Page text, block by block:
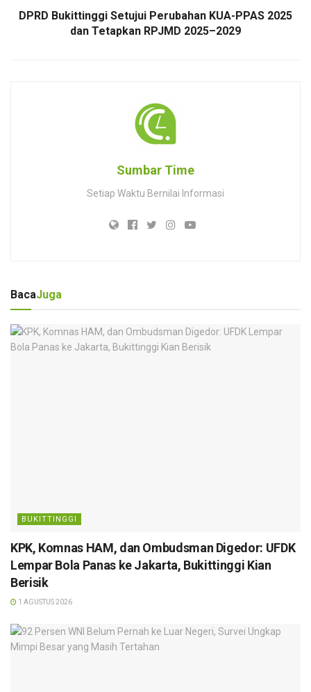
DPRD Bukittinggi Setujui Perubahan KUA-PPAS 2025
dan Tetapkan RPJMD 2025–2029
Sumbar Time
Setiap Waktu Bernilai Informasi
BacaJuga
BUKITTINGGI
KPK, Komnas HAM, dan Ombudsman Digedor: UFDK
Lempar Bola Panas ke Jakarta, Bukittinggi Kian
Berisik
1 AGUSTUS 2026